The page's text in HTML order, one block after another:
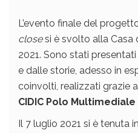
L’evento finale del
closesi è svolto alla Casa
2021. Sono stati
e dalle storie, adesso in
coinvolti, realizzati grazie
CIDIC Polo
Il 7 luglio 2021 si è tenuta